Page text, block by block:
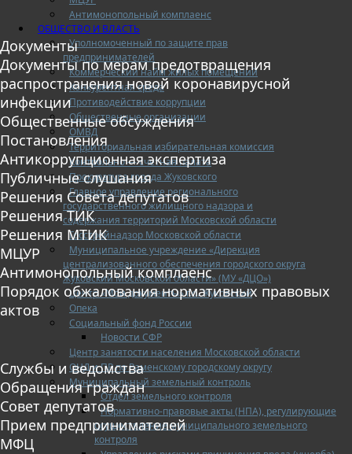
Антимонопольный комплаенс
ОБЩЕСТВО И ВЛАСТЬ
Уполномоченный по защите прав
предпринимателей
Коммерческий найм жилых помещений
Конкурентная среда
Противодействие коррупции
Общественные организации
ОМВД
Территориальная избирательная комиссия
Контрольно — счетная палата
Прокуратура города Жуковского
Главное управление регионального
государственного жилищного надзора и
содержания территорий Московской области
Госстройнадзор Московской области
Муниципальное учреждение «Дирекция
централизованного обеспечения городского округа
Жуковский Московской области» (МУ «ДЦО»)
Центр «Мои документы» г.о. Жуковский
Опека
Социальный фонд России
Новости СФР
Центр занятости населения Московской области
ОНД и ПР по Раменскому городскому округу
Муниципальный земельный контроль
Отдел земельного контроля
Нормативно-правовые акты (НПА), регулирующие
осуществление муниципального земельного
контроля
Документы
Документы по мерам предотвращения
распространения новой коронавирусной
инфекции
Общественные обсуждения
Постановления
Антикоррупционная экспертиза
Публичные слушания
Решения Совета депутатов
Решения ТИК
Решения МТИК
МЦУР
Антимонопольный комплаенс
Порядок обжалования нормативных правовых
актов
Службы и ведомства
Обращения граждан
Совет депутатов
Прием предпринимателей
МФЦ